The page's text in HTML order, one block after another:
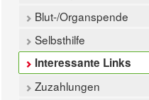
Blut-/Organspende
Selbsthilfe
Interessante Links
Zuzahlungen